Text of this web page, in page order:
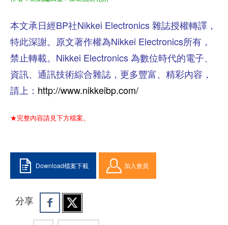
本文承日經BP社Nikkei Electronics 雜誌授權轉譯，
特此深謝。原文著作權為Nikkei Electronics所有，
禁止轉載。Nikkei Electronics 為數位時代的電子、
資訊、通訊技術綜合雜誌，更多豐富、精彩內容，
請上： http://www.nikkeibp.com/
★完整內容請見下方檔案。
Download檔案下載 加入會員
分享